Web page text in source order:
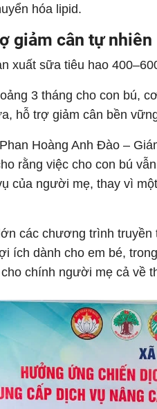
hóa lipid.
giảm cân tự nhiên
xuất sữa tiêu hao
3 tháng cho con bú,
hỗ trợ giảm cân bền
Hoàng Anh Đào –
rằng việc cho con bú
của người mẹ, thay vì
các chương trình
ích dành cho em bé,
cho chính người mẹ cả về